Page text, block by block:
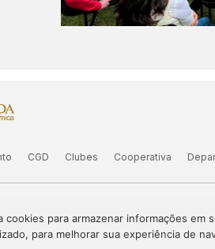
CGD Clubes Cooperativa
Atividades On-line
cookies para armazenar informações
para melhorar sua experiência de